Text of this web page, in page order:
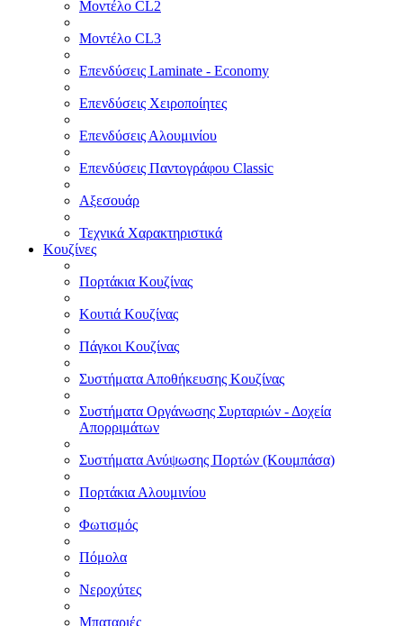
Μοντέλο CL2
Μοντέλο CL3
Επενδύσεις Laminate - Economy
Επενδύσεις Χειροποίητες
Επενδύσεις Αλουμινίου
Επενδύσεις Παντογράφου Classic
Αξεσουάρ
Τεχνικά Χαρακτηριστικά
Κουζίνες
Πορτάκια Κουζίνας
Κουτιά Κουζίνας
Πάγκοι Κουζίνας
Συστήματα Αποθήκευσης Κουζίνας
Συστήματα Οργάνωσης Συρταριών - Δοχεία
Απορριμάτων
Συστήματα Ανύψωσης Πορτών (Κουμπάσα)
Πορτάκια Αλουμινίου
Φωτισμός
Πόμολα
Νεροχύτες
Μπαταριές